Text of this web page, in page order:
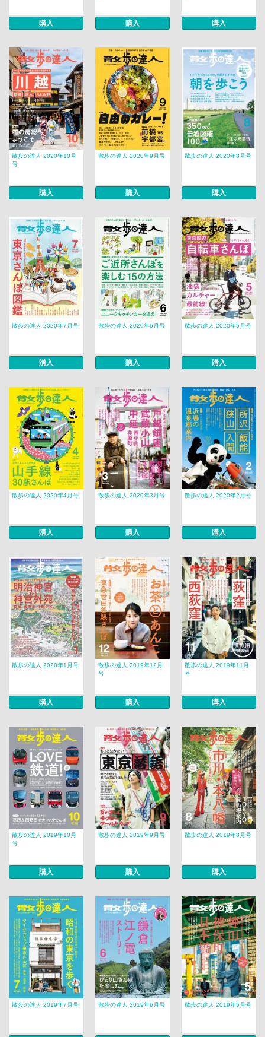
購入 購入 購入
散歩の達人 2020年10月
号
購入
散歩の達人 2020年9月号
購入
散歩の達人 2020年8月号
購入
散歩の達人 2020年7月号
購入
散歩の達人 2020年6月号
購入
散歩の達人 2020年5月号
購入
散歩の達人 2020年4月号
購入
散歩の達人 2020年3月号
購入
散歩の達人 2020年2月号
購入
散歩の達人 2020年1月号
購入
散歩の達人 2019年12月
号
購入
散歩の達人 2019年11月
号
購入
散歩の達人 2019年10月
号
購入
散歩の達人 2019年9月号
購入
散歩の達人 2019年8月号
購入
散歩の達人 2019年7月号 散歩の達人 2019年6月号 散歩の達人 2019年5月号